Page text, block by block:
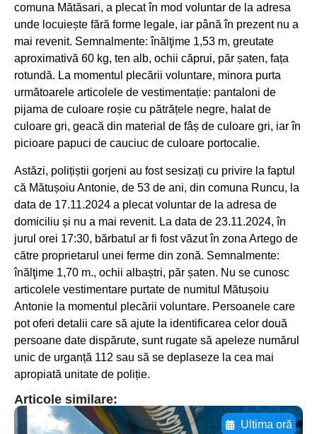
comuna Mătăsari, a plecat în mod voluntar de la adresa
unde locuiește fără forme legale, iar până în prezent nu a
mai revenit. Semnalmente: înălţime 1,53 m, greutate
aproximativă 60 kg, ten alb, ochii căprui, păr șaten, fața
rotundă. La momentul plecării voluntare, minora purta
următoarele articolele de vestimentație: pantaloni de
pijama de culoare roșie cu pătrățele negre, halat de
culoare gri, geacă din material de fâș de culoare gri, iar în
picioare papuci de cauciuc de culoare portocalie.
Astăzi, polițiștii gorjeni au fost sesizați cu privire la faptul
că Mătușoiu Antonie, de 53 de ani, din comuna Runcu, la
data de 17.11.2024 a plecat voluntar de la adresa de
domiciliu și nu a mai revenit. La data de 23.11.2024, în
jurul orei 17:30, bărbatul ar fi fost văzut în zona Artego de
către proprietarul unei ferme din zonă. Semnalmente:
înălţime 1,70 m., ochii albaștri, păr șaten. Nu se cunosc
articolele vestimentare purtate de numitul Mătușoiu
Antonie la momentul plecării voluntare. Persoanele care
pot oferi detalii care să ajute la identificarea celor două
persoane date dispărute, sunt rugate să apeleze numărul
unic de urganță 112 sau să se deplaseze la cea mai
apropiată unitate de poliție.
Articole similare:
Ultima oră